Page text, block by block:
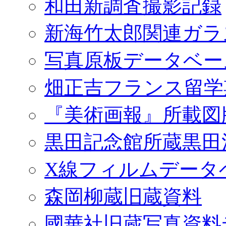
和田新調査撮影記録
新海竹太郎関連ガ
写真原板データベ
畑正吉フランス留
『美術画報』所載
黒田記念館所蔵黒
X線フィルムデータ
森岡柳蔵旧蔵資料